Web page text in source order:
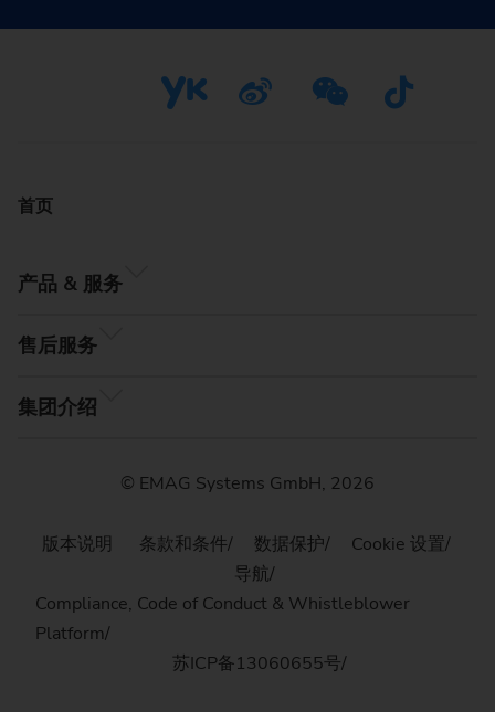
首页
产品 & 服务
售后服务
集团介绍
© EMAG Systems GmbH, 2026
版本说明 条款和条件 数据保护
Cookie 设置
导航
Compliance, Code of Conduct & Whistleblower
Platform
苏ICP备13060655号